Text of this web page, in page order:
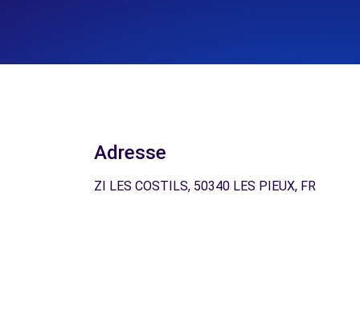
Adresse
ZI LES COSTILS, 50340 LES PIEUX, FR